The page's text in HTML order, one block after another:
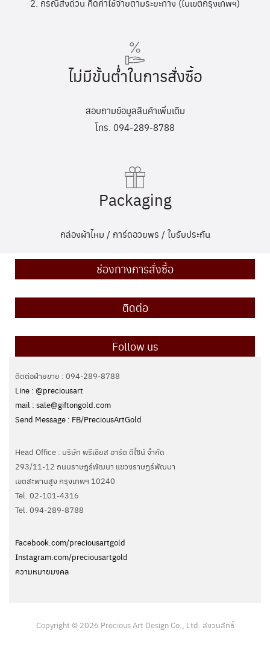
2. กรณีส่งด่วน คิดค่าใช้จ่ายตามระยะทาง (ในเขตกรุงเทพฯ)
ไม่มีขั้นต่ำในการสั่งซื้อ
สอบถามข้อมูลสินค้าเพิ่มเติม
โทร. 094-289-8788
Packaging
กล่องผ้าไหม / การ์ดอวยพร / ใบรับประกัน
ช่องทางการสั่งซื้อ
ติดต่อ
Follow us
ติดต่อฝ่ายขาย : 094-289-8788
Line : @preciousart
mail : sale@giftongold.com
Send Message : FB/PreciousArtGold
Head Office : บริษัท พรีเชียส อาร์ต ดีไซน์ จำกัด
293/11-12 ถนนราษฎร์พัฒนา แขวงราษฎร์พัฒนา
เขตสะพานสูง กรุงเทพฯ 10240
Tel. 02-101-4316
Tel. ‭094-289-8788‬
Facebook.com/preciousartgold
Instagram.com/preciousartgold
ความหมายมงคล
Copyright © 2026 Precious Art Design Co., Ltd. สงวนสิทธิ์